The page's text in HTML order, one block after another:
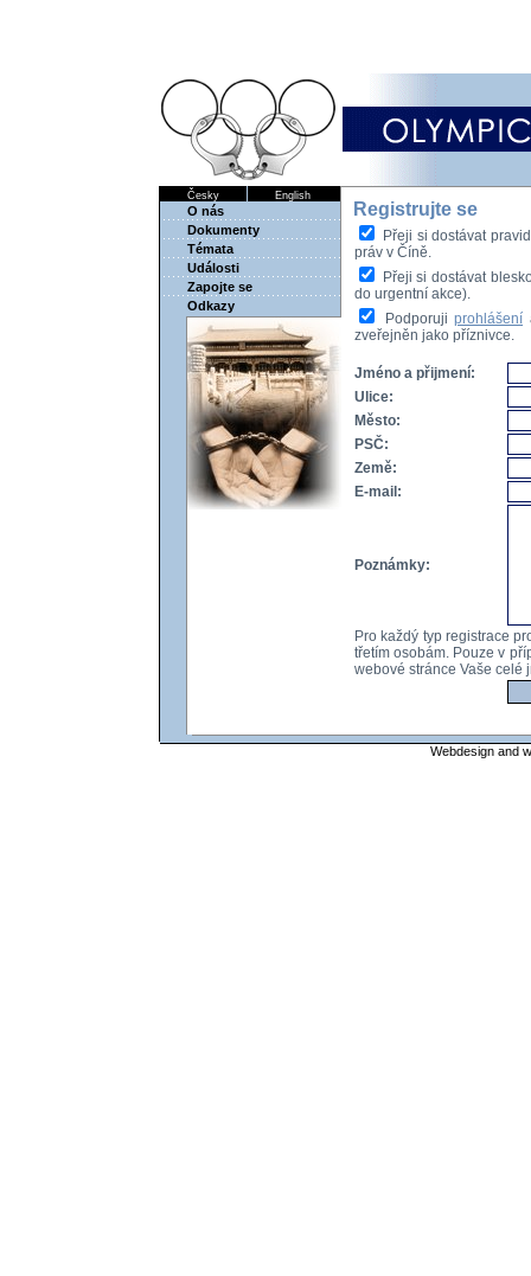
Česky English
O nás
Dokumenty
Témata
Události
Zapojte se
Odkazy
Registrujte se
Přeji si dostávat
práv v Číně.
Přeji si dostávat
do urgentní akce).
Podporujiprohlášení
zveřejněn jako příznivce.
Jméno a přijmení:
Ulice:
Město:
PSČ:
Země:
E-mail:
Poznámky:
Pro každý typ registrace
třetím osobám. Pouze v
webové stránce Vaše celé
Webdesign and